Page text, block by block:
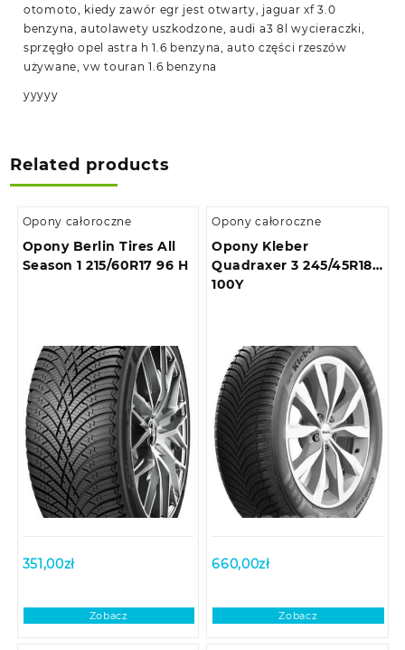
otomoto, kiedy zawór egr jest otwarty, jaguar xf 3.0
benzyna, autolawety uszkodzone, audi a3 8l wycieraczki,
sprzęgło opel astra h 1.6 benzyna, auto części rzeszów
używane, vw touran 1.6 benzyna
yyyyy
Related products
Opony całoroczne
Opony Berlin Tires All
Season 1 215/60R17 96 H
351,00zł
Zobacz
Opony całoroczne
Opony Kleber
Quadraxer 3 245/45R18
100Y
660,00zł
Zobacz